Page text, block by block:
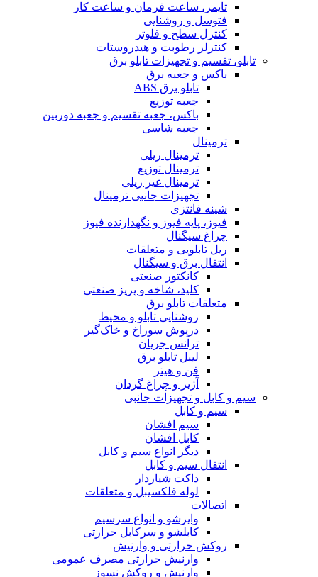
تایمر، ساعت فرمان و ساعت کار
فتوسل و روشنایی
کنترل سطح و فلوتر
کنترلر رطوبت و هیدروستات
تابلو، تقسیم و تجهیزات تابلو برق
باکس و جعبه برق
تابلو برق ABS
جعبه توزیع
باکس، جعبه تقسیم و جعبه دوربین
جعبه شاسی
ترمینال
ترمینال ریلی
ترمینال توزیع
ترمینال غیر ریلی
تجهیزات جانبی ترمینال
شینه فانتزی
فیوز، پایه فیوز و نگهدارنده فیوز
چراغ سیگنال
ریل تابلویی و متعلقات
انتقال برق و سیگنال
کانکتور صنعتی
کلید، شاخه و پریز صنعتی
متعلقات تابلو برق
روشنایی تابلو و محیط
درپوش سوراخ و خاک‌گیر
ترانس جریان
لیبل تابلو برق
فن و هیتر
آژیر و چراغ گردان
سیم و کابل و تجهیزات جانبی
سیم و کابل
سیم افشان
کابل افشان
دیگر انواع سیم و کابل
انتقال سیم و کابل
داکت شیاردار
لوله فلکسیبل و متعلقات
اتصالات
وایرشو و انواع سرسیم
کابلشو و سرکابل حرارتی
روکش حرارتی و وارنیش
وارنیش حرارتی مصرف عمومی
وارنیش و روکش نسوز